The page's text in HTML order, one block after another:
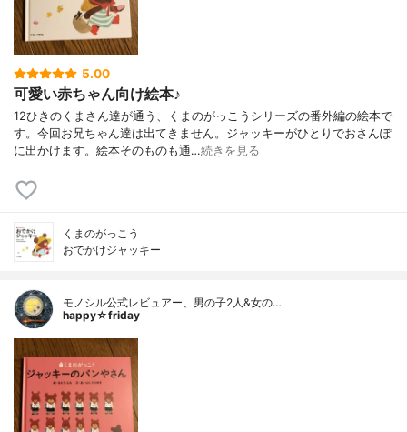
5.00
可愛い赤ちゃん向け絵本♪
12ひきのくまさん達が通う、くまのがっこうシリーズの番外編の絵本で
す。今回お兄ちゃん達は出てきません。ジャッキーがひとりでおさんぽ
に出かけます。絵本そのものも通…続きを見る
くまのがっこう
おでかけジャッキー
モノシル公式レビュアー、男の子2人&女の…
happy☆friday